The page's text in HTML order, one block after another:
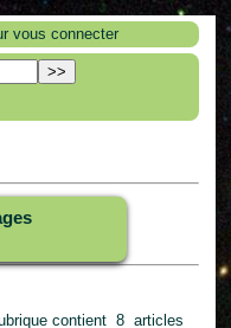
vous connecter
contient 8 articles